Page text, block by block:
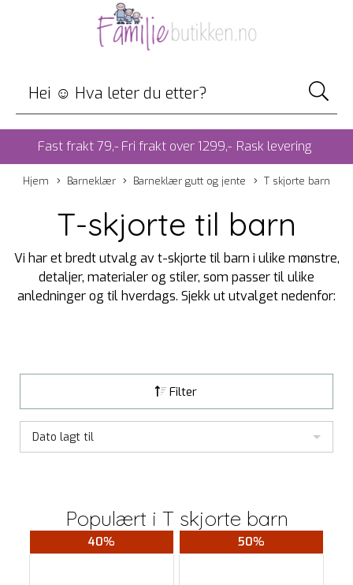
Fast frakt 79,- Fri frakt over 1299,- Rask levering
Hjem Barneklær Barneklær gutt og jente T skjorte barn
T-skjorte til barn
Vi har et bredt utvalg av t-skjorte til barn i ulike mønstre,
detaljer, materialer og stiler, som passer til ulike
anledninger og til hverdags. Sjekk ut utvalget nedenfor:
Filter
Dato lagt til
Populært i T skjorte barn
40% 50%